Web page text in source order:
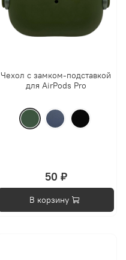
Чехол с замком-подставкой
для AirPods Pro
50 ₽
В корзину